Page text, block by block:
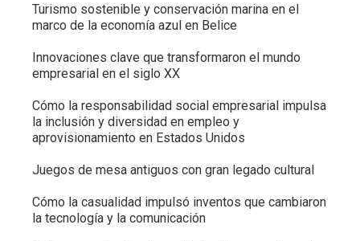
Turismo sostenible y conservación marina en el
marco de la economía azul en Belice
Innovaciones clave que transformaron el mundo
empresarial en el siglo XX
Cómo la responsabilidad social empresarial impulsa
la inclusión y diversidad en empleo y
aprovisionamiento en Estados Unidos
Juegos de mesa antiguos con gran legado cultural
Cómo la casualidad impulsó inventos que cambiaron
la tecnología y la comunicación